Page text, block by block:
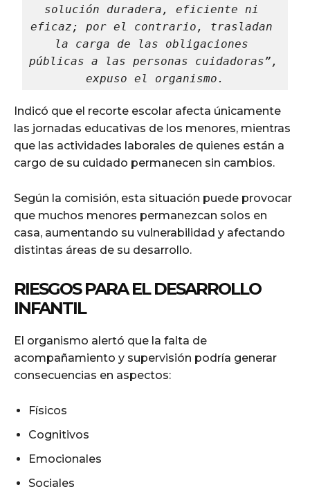
solución duradera, eficiente ni
eficaz; por el contrario, trasladan
la carga de las obligaciones
públicas a las personas cuidadoras”,
expuso el organismo.
Indicó que el recorte escolar afecta únicamente
las jornadas educativas de los menores, mientras
que las actividades laborales de quienes están a
cargo de su cuidado permanecen sin cambios.
Según la comisión, esta situación puede provocar
que muchos menores permanezcan solos en
casa, aumentando su vulnerabilidad y afectando
distintas áreas de su desarrollo.
RIESGOS PARA EL DESARROLLO
INFANTIL
El organismo alertó que la falta de
acompañamiento y supervisión podría generar
consecuencias en aspectos:
Físicos
Cognitivos
Emocionales
Sociales